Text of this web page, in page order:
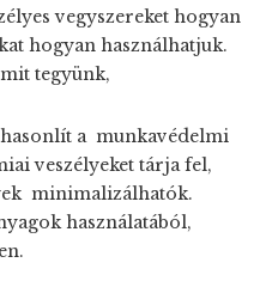
vegyszereket hogyan
hogyan használhatjuk.
tegyünk,
hasonlít a munkavédelmi
veszélyeket tárja fel,
minimalizálhatók.
használatából,